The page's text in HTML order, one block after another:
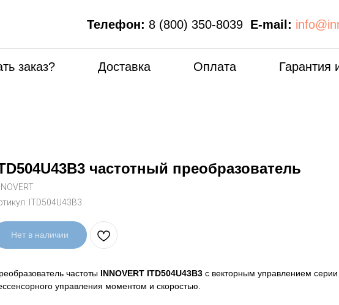
Телефон: 8 (800) 350-8039 E-mail:
заказ? Доставка Оплата Гарантия
частотный преобразователь
ITD504U43B3
Нет в наличии
частоты INNOVERT ITD504U43B3 с векторным управлением
управления моментом и скоростью.